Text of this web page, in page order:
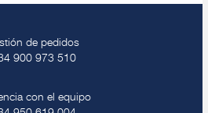
de pedidos
900 973 510
con el equipo